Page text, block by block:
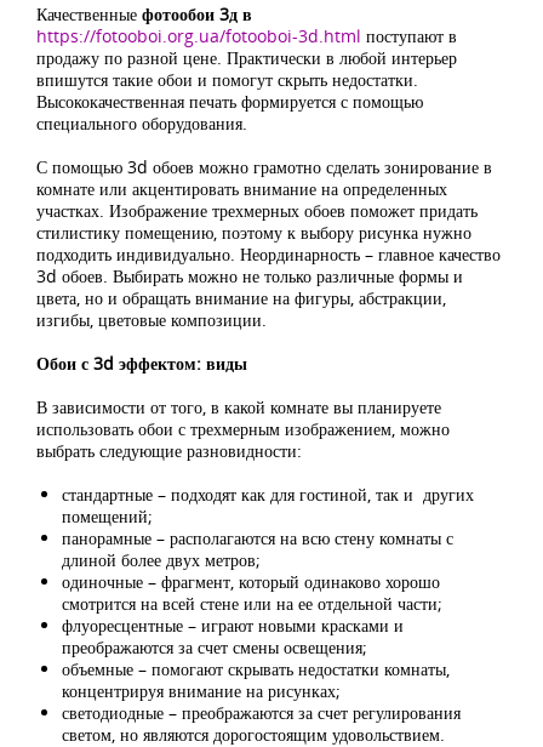
Качественные фотообои 3д в
https://fotooboi.org.ua/fotooboi-3d.html поступают в
продажу по разной цене. Практически в любой интерьер
впишутся такие обои и помогут скрыть недостатки.
Высококачественная печать формируется с помощью
специального оборудования.
С помощью 3d обоев можно грамотно сделать зонирование в
комнате или акцентировать внимание на определенных
участках. Изображение трехмерных обоев поможет придать
стилистику помещению, поэтому к выбору рисунка нужно
подходить индивидуально. Неординарность – главное качество
3d обоев. Выбирать можно не только различные формы и
цвета, но и обращать внимание на фигуры, абстракции,
изгибы, цветовые композиции.
Обои с 3d эффектом: виды
В зависимости от того, в какой комнате вы планируете
использовать обои с трехмерным изображением, можно
выбрать следующие разновидности:
стандартные – подходят как для гостиной, так и других
помещений;
панорамные – располагаются на всю стену комнаты с
длиной более двух метров;
одиночные – фрагмент, который одинаково хорошо
смотрится на всей стене или на ее отдельной части;
флуоресцентные – играют новыми красками и
преображаются за счет смены освещения;
объемные – помогают скрывать недостатки комнаты,
концентрируя внимание на рисунках;
светодиодные – преображаются за счет регулирования
светом, но являются дорогостоящим удовольствием.